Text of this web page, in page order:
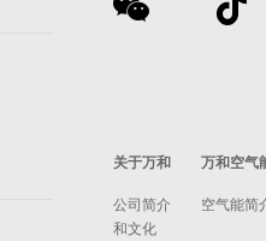
关于万和
公司简介
和文化
万和空气
空气能简